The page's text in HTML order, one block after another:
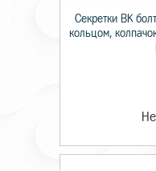
Секретки BK
кольцом,